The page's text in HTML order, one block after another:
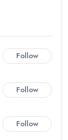
Follow
Follow
Follow